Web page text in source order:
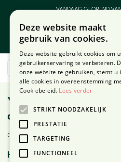
VANDAAG GEOPEND
Yucca: Woonplant
december 2020
Gepubliceerd op1 december 2020
Het verhaal van de Yucca
Deze website maakt
gebruik van cookies.
Deze website gebruikt cookies om
gebruikerservaring te verbeteren.
onze website te gebruiken, stemt u
alle cookies in overeenstemming
Cookiebeleid. Lees verder
STRIKT NOODZAKELIJK
PRESTATIE
TARGETING
FUNCTIONEEL